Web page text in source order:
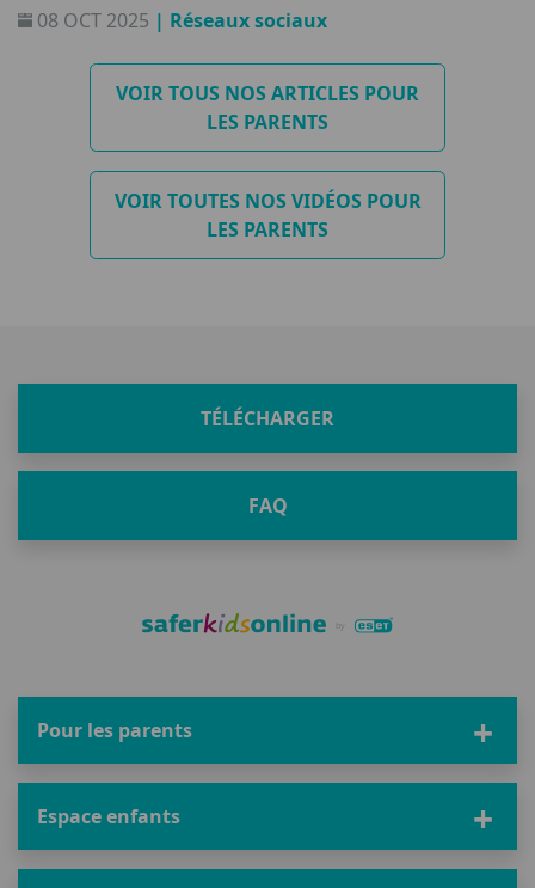
interdire, ce n’est pas éduquer !
08 OCT 2025 | Réseaux sociaux
VOIR TOUS NOS ARTICLES POUR
LES PARENTS
VOIR TOUTES NOS VIDÉOS POUR
LES PARENTS
TÉLÉCHARGER
FAQ
Pour les parents
Espace enfants